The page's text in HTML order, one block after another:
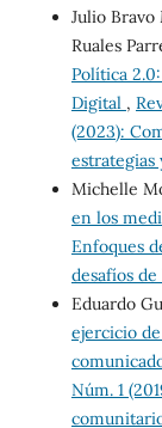
Julio Bravo
Ruales
Política
Digital ,
(2023):
estrategias
Michelle
en los
Enfoques
desafíos
Eduardo
ejercicio
Núm. 1